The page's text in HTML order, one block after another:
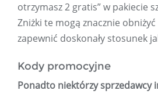
otrzymasz 2 gratis” w pakiecie
Zniżki te mogą znacznie obniżyć
zapewnić doskonały stosunek
Kody promocyjne
Ponadto niektórzy sprzedawcy